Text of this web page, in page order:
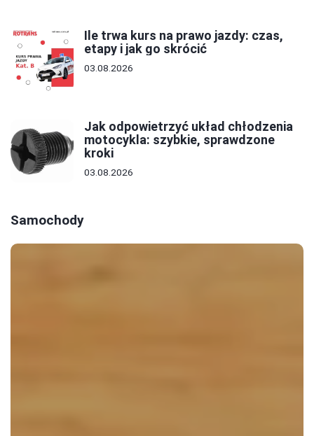
Ile trwa kurs na prawo jazdy: czas,
etapy i jak go skrócić
03.08.2026
Jak odpowietrzyć układ chłodzenia
motocykla: szybkie, sprawdzone
kroki
03.08.2026
Samochody